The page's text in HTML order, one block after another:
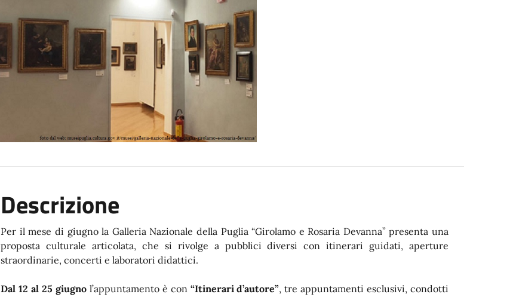
Descrizione
Per il mese di giugno la Galleria Nazionale della Puglia “Girolamo e Rosaria Devanna” presenta una
proposta culturale articolata, che si rivolge a pubblici diversi con itinerari guidati, aperture
straordinarie, concerti e laboratori didattici.
Dal 12 al 25 giugnol’appuntamento è con “Itinerari d’autore”, tre appuntamenti esclusivi, condotti